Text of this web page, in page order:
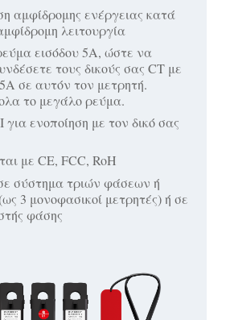
αμφίδρομης ενέργειας κατά
λειτουργία
εισόδου 5A, ώστε να
τους δικούς σας CT με
σε αυτόν τον μετρητή.
το μεγάλο ρεύμα.
για ενοποίηση με τον δικό σας
με CE, FCC, RoH
σύστημα τριών φάσεων ή
3 μονοφασικοί μετρητές) ή σε
φάσης